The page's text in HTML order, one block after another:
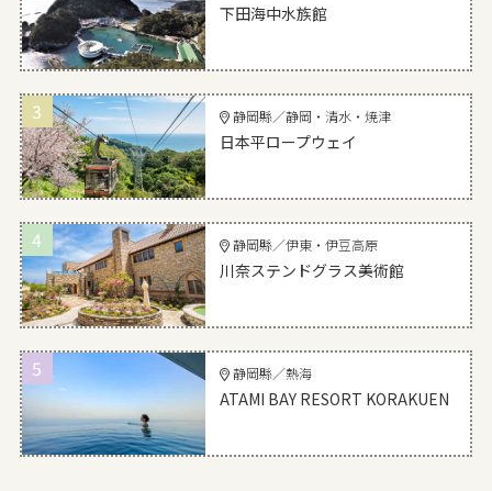
下田海中水族館
3 静岡縣／静岡・清水・焼津
日本平ロープウェイ
4 静岡縣／伊東・伊豆高原
川奈ステンドグラス美術館
5 静岡縣／熱海
ATAMI BAY RESORT KORAKUEN